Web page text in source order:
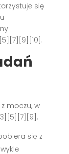
się
moczu, w
się z